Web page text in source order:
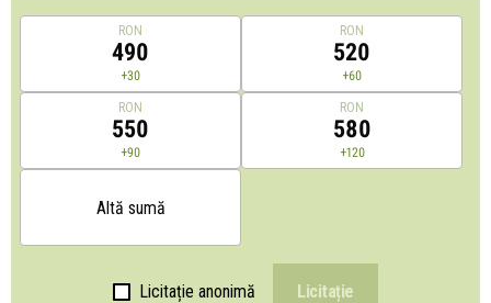
RON
490
+30
RON
520
+60
RON
550
+90
RON
580
+120
Altă sumă
Licitație anonimă Licitație